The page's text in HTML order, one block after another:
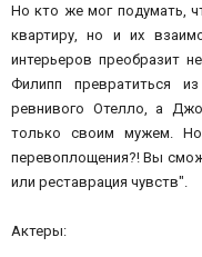
Но кто же мог подумать,
квартиру, но и их
интерьеров преобразит
Филипп превратиться
ревнивого Отелло, а
только своим мужем.
перевоплощения?! Вы
или реставрация чувств".
Актеры: